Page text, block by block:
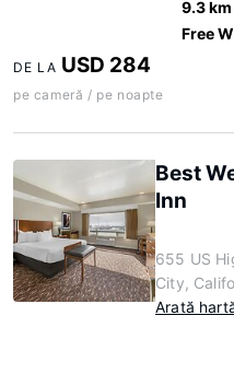
9.3 km
Free
DE LA USD 284
pe cameră / pe noapte
Best
Inn
655 US
City,
Arată